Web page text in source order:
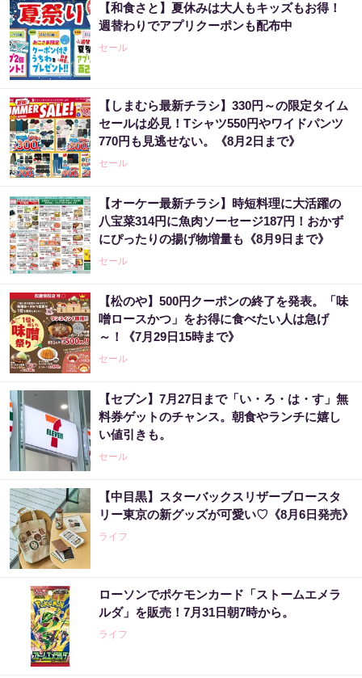
【和食さと】夏休みは大人もキッズもお得！
週替わりでアプリクーポンも配布中
セール
【しまむら最新チラシ】330円～の限定タイム
セールは必見！Tシャツ550円やワイドパンツ
770円も見逃せない。《8月2日まで》
セール
【オーケー最新チラシ】時短料理に大活躍の
八宝菜314円に魚肉ソーセージ187円！おかず
にぴったりの揚げ物増量も《8月9日まで》
セール
【松のや】500円クーポンの終了を発表。「味
噌ロースかつ」をお得に食べたい人は急げ
～！《7月29日15時まで》
セール
【セブン】7月27日まで「い・ろ・は・す」無
料券ゲットのチャンス。朝食やランチに嬉し
い値引きも。
セール
【中目黒】スターバックスリザーブロースタ
リー東京の新グッズが可愛い♡《8月6日発売》
ライフ
ローソンでポケモンカード「ストームエメラ
ルダ」を販売！7月31日朝7時から。
ライフ